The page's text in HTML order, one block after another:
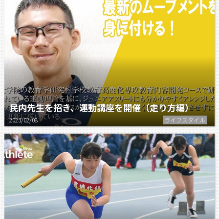
民内先生を招き、運動講座を開催（走り方編）
2023/02/08 ライフスタイル